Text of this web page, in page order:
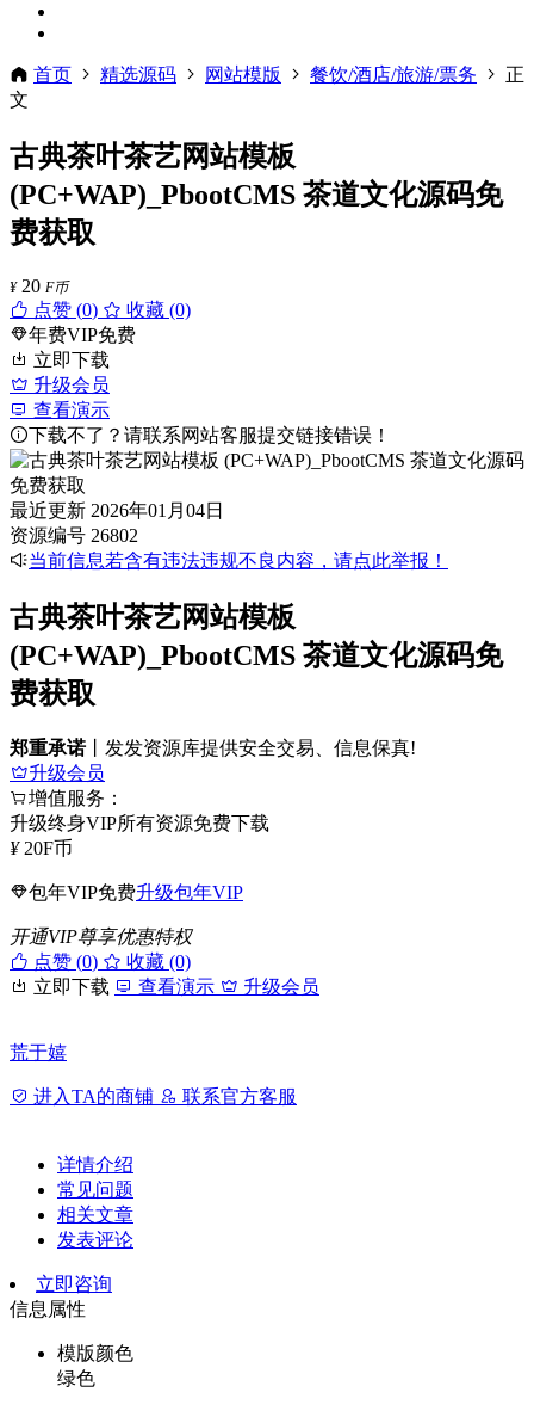
首页 精选源码 网站模版 餐饮/酒店/旅游/票务
正
文
古典茶叶茶艺网站模板
(PC+WAP)_PbootCMS 茶道文化源码免
费获取
¥ 20 F币
点赞 (0)
收藏 (0)
年费VIP免费
立即下载
升级会员
查看演示
下载不了？请联系网站客服提交链接错误！
最近更新 2026年01月04日
资源编号 26802
当前信息若含有违法违规不良内容，请点此举报！
古典茶叶茶艺网站模板
(PC+WAP)_PbootCMS 茶道文化源码免
费获取
郑重承诺丨发发资源库提供安全交易、信息保真!
升级会员
增值服务：
升级终身VIP所有资源免费下载
¥ 20F币
包年VIP免费升级包年VIP
开通VIP尊享优惠特权
点赞 (0)
收藏 (0)
立即下载
查看演示 升级会员
荒于嬉
进入TA的商铺 联系官方客服
详情介绍
常见问题
相关文章
发表评论
立即咨询
信息属性
模版颜色
绿色